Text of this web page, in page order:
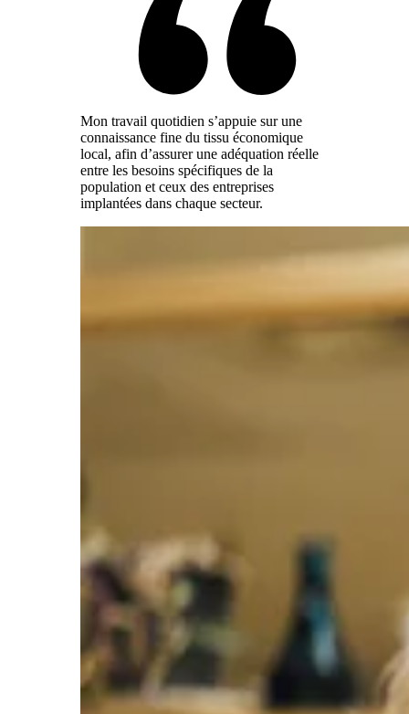
Mon travail quotidien s’appuie sur une
connaissance fine du tissu économique
local, afin d’assurer une adéquation réelle
entre les besoins spécifiques de la
population et ceux des entreprises
implantées dans chaque secteur.